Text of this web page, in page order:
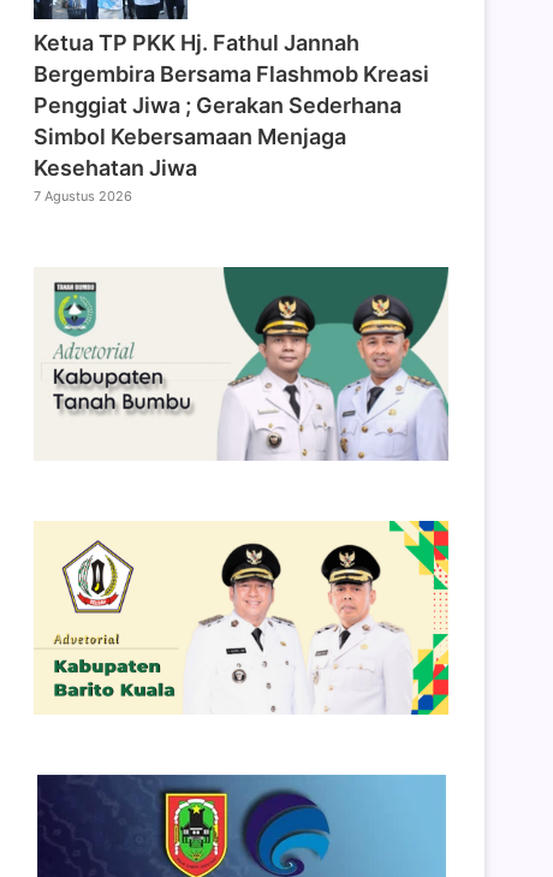
‎Ketua TP PKK Hj. Fathul Jannah
Bergembira Bersama Flashmob Kreasi
Penggiat Jiwa ; Gerakan Sederhana
Simbol Kebersamaan Menjaga
Kesehatan Jiwa
7 Agustus 2026